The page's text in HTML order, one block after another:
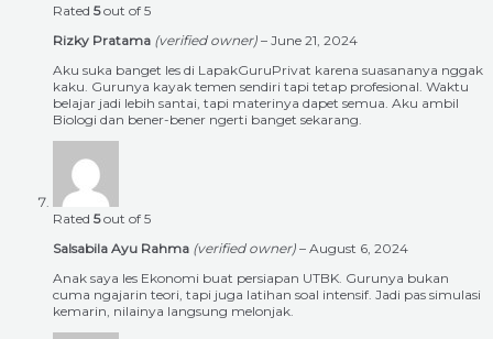
Rated 5out of 5
Rizky Pratama (verified owner) – June 21, 2024
Aku suka banget les di LapakGuruPrivat karena suasananya nggak
kaku. Gurunya kayak temen sendiri tapi tetap profesional. Waktu
belajar jadi lebih santai, tapi materinya dapet semua. Aku ambil
Biologi dan bener-bener ngerti banget sekarang.
Rated 5out of 5
Salsabila Ayu Rahma (verified owner) – August 6, 2024
Anak saya les Ekonomi buat persiapan UTBK. Gurunya bukan
cuma ngajarin teori, tapi juga latihan soal intensif. Jadi pas simulasi
kemarin, nilainya langsung melonjak.